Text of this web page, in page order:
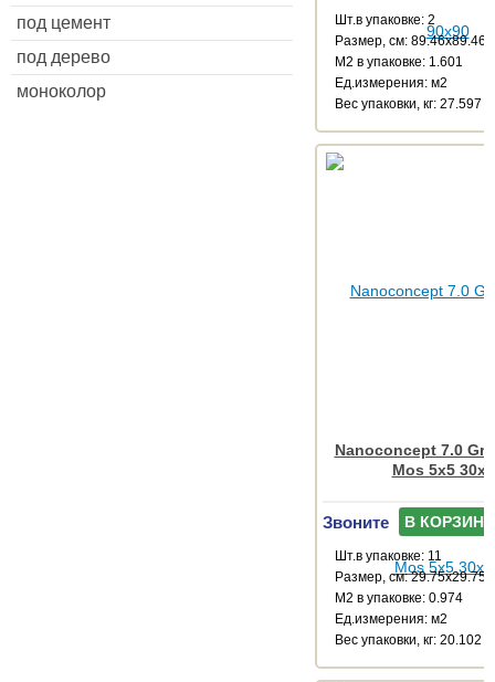
под цемент
под дерево
моноколор
Шт.в упаковке: 2
Размер, см: 89.46x89.46
М2 в упаковке: 1.601
Ед.измерения: м2
Веc упаковки, кг: 27.597
Nanoconcept 7.0
Mos 5x5
Звоните В КОРЗИНУ
Шт.в упаковке: 11
Размер, см: 29.75x29.75
М2 в упаковке: 0.974
Ед.измерения: м2
Веc упаковки, кг: 20.102